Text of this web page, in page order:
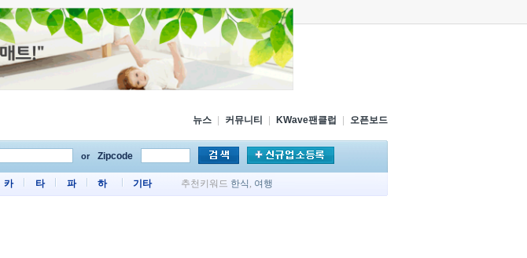
뉴스 커뮤니티 KWave팬클럽 오픈보드
or Zipcode
카 타 파 하 기타 추천키워드 한식 , 여행